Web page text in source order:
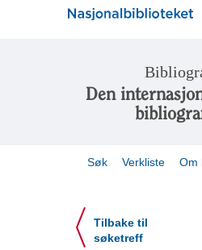
Den
Søk Verkliste Om
Tilbake til
søketreff